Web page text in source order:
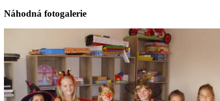
Náhodná fotogalerie